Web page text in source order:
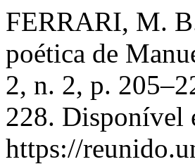
FERRARI, M.
poética de
2, n. 2, p.
228. Disponível
https://